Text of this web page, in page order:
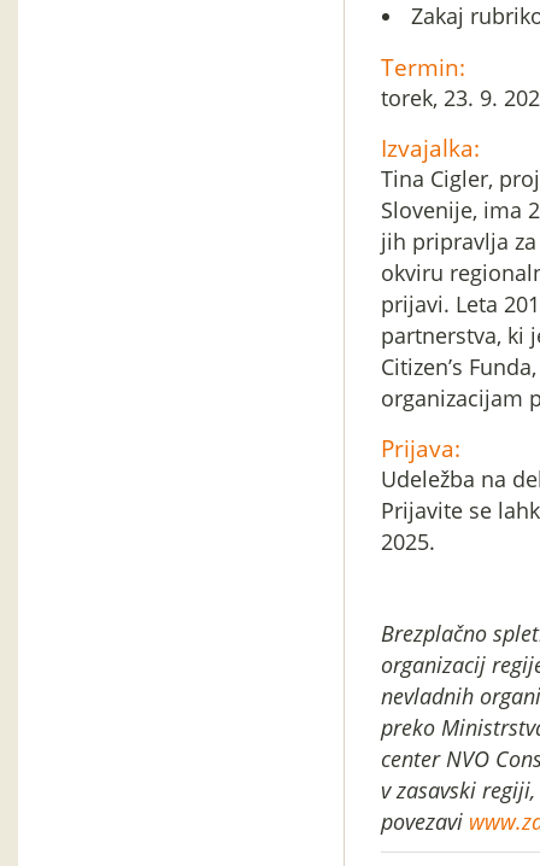
Zakaj
Termin:
torek, 23. 9.
Izvajalka:
Tina Cigler,
Slovenije, ima
jih pripravlja
okviru
prijavi. Leta
partnerstva, ki
Citizen’s
organizacijam
Prijava:
Udeležba na
Prijavite se
2025.
Brezplačno
organizacij
nevladnih
preko
center NVO
v zasavski
povezavi